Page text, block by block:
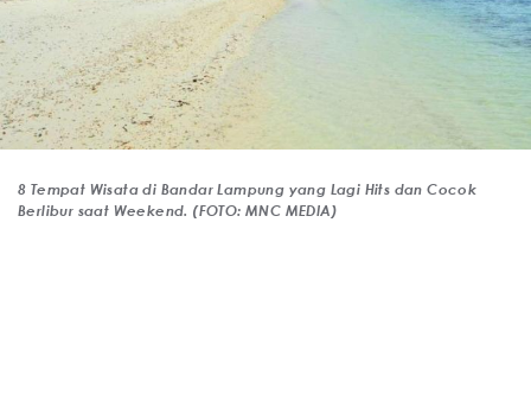
8 Tempat Wisata di Bandar Lampung yang Lagi Hits dan Cocok
Berlibur saat Weekend. (FOTO: MNC MEDIA)